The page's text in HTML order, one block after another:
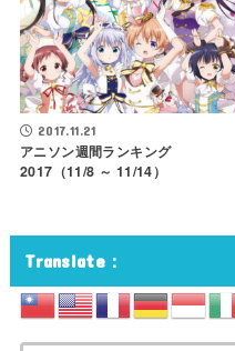
2017.11.21
アニソン週間ランキング
2017（11/8 ～ 11/14）
Translate：